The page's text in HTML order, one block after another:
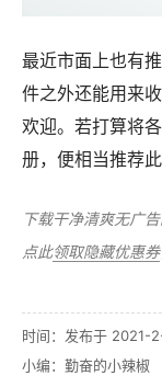
最近市面上也有
件之外还能用来
欢迎。若打算将
册，便相当推荐此
下载干净清爽无广
点此领取隐藏优惠券
时间：发布于 2021-
小编：勤奋的小辣椒